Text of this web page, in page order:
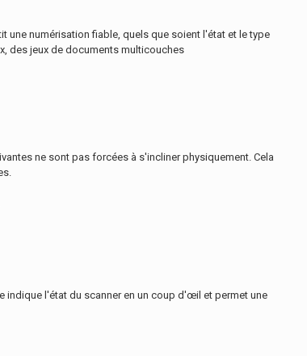
une numérisation fiable, quels que soient l'état et le type
des jeux de documents multicouches
ne sont pas forcées à s'incliner physiquement. Cela
indique l'état du scanner en un coup d'œil et permet une